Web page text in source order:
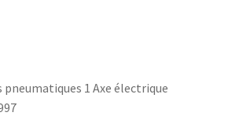
pneumatiques 1 Axe électrique